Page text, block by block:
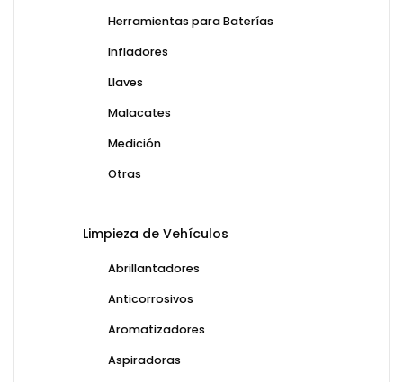
Herramientas para Baterías
Infladores
Llaves
Malacates
Medición
Otras
Limpieza de Vehículos
Abrillantadores
Anticorrosivos
Aromatizadores
Aspiradoras